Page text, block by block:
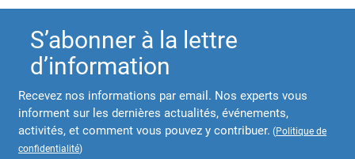
S’abonner à la lettre
d’information
Recevez nos informations par email. Nos experts vous
informent sur les dernières actualités, événements,
activités, et comment vous pouvez y contribuer. (Politique de
confidentialité)